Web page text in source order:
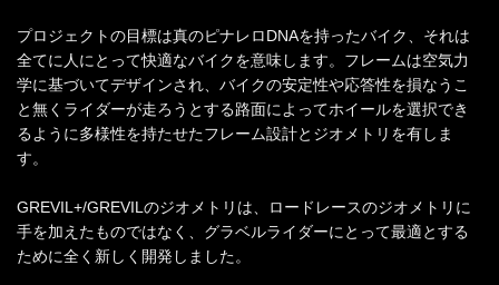
プロジェクトの目標は真のピナレロDNAを持ったバイク、それは
全てに人にとって快適なバイクを意味します。フレームは空気力
学に基づいてデザインされ、バイクの安定性や応答性を損なうこ
と無くライダーが走ろうとする路面によってホイールを選択でき
るように多様性を持たせたフレーム設計とジオメトリを有しま
す。
GREVIL+/GREVILのジオメトリは、ロードレースのジオメトリに
手を加えたものではなく、グラベルライダーにとって最適とする
ために全く新しく開発しました。